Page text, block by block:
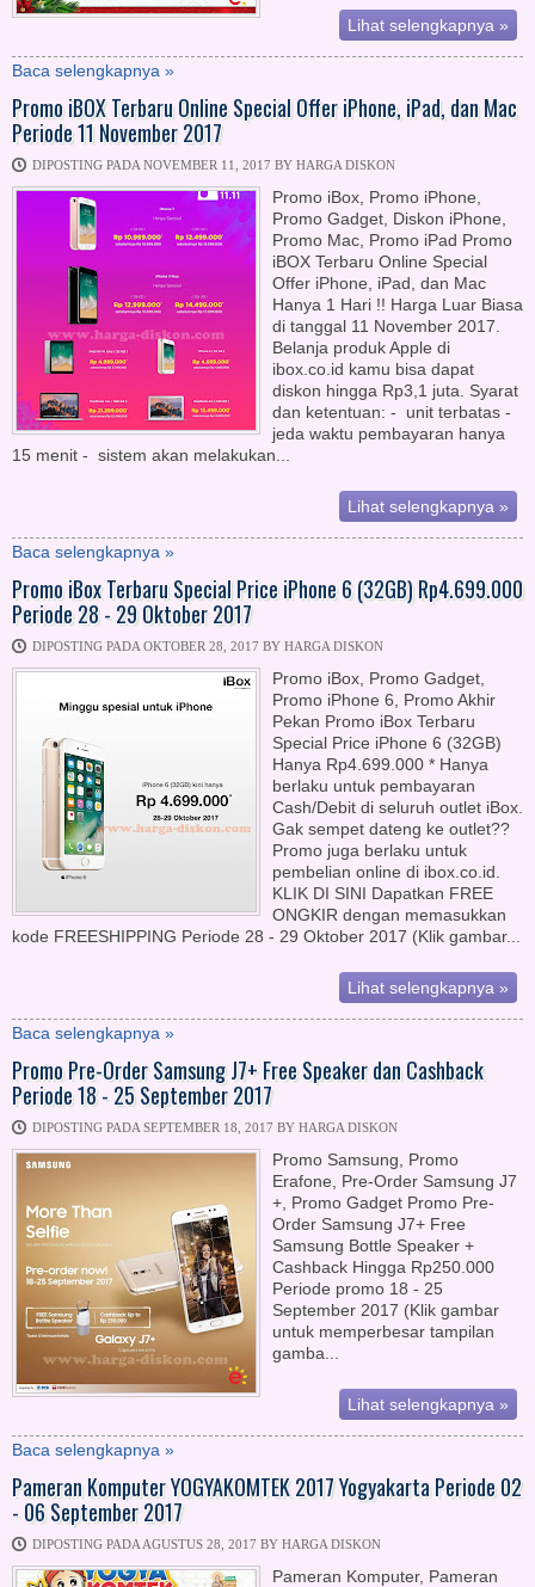
Lihat selengkapnya »
Baca selengkapnya »
Promo iBOX Terbaru Online Special Offer iPhone, iPad, dan Mac
Periode 11 November 2017
DIPOSTING PADA NOVEMBER 11, 2017 BY HARGA DISKON
Promo iBox, Promo iPhone,
Promo Gadget, Diskon iPhone,
Promo Mac, Promo iPad Promo
iBOX Terbaru Online Special
Offer iPhone, iPad, dan Mac
Hanya 1 Hari !! Harga Luar Biasa
di tanggal 11 November 2017.
Belanja produk Apple di
ibox.co.id kamu bisa dapat
diskon hingga Rp3,1 juta. Syarat
dan ketentuan: - unit terbatas -
jeda waktu pembayaran hanya
15 menit - sistem akan melakukan...
Lihat selengkapnya »
Baca selengkapnya »
Promo iBox Terbaru Special Price iPhone 6 (32GB) Rp4.699.000
Periode 28 - 29 Oktober 2017
DIPOSTING PADA OKTOBER 28, 2017 BY HARGA DISKON
Promo iBox, Promo Gadget,
Promo iPhone 6, Promo Akhir
Pekan Promo iBox Terbaru
Special Price iPhone 6 (32GB)
Hanya Rp4.699.000 * Hanya
berlaku untuk pembayaran
Cash/Debit di seluruh outlet iBox.
Gak sempet dateng ke outlet??
Promo juga berlaku untuk
pembelian online di ibox.co.id.
KLIK DI SINI Dapatkan FREE
ONGKIR dengan memasukkan
kode FREESHIPPING Periode 28 - 29 Oktober 2017 (Klik gambar...
Lihat selengkapnya »
Baca selengkapnya »
Promo Pre-Order Samsung J7+ Free Speaker dan Cashback
Periode 18 - 25 September 2017
DIPOSTING PADA SEPTEMBER 18, 2017 BY HARGA DISKON
Promo Samsung, Promo
Erafone, Pre-Order Samsung J7
+, Promo Gadget Promo Pre-
Order Samsung J7+ Free
Samsung Bottle Speaker +
Cashback Hingga Rp250.000
Periode promo 18 - 25
September 2017 (Klik gambar
untuk memperbesar tampilan
gamba...
Lihat selengkapnya »
Baca selengkapnya »
Pameran Komputer YOGYAKOMTEK 2017 Yogyakarta Periode 02
- 06 September 2017
DIPOSTING PADA AGUSTUS 28, 2017 BY HARGA DISKON
Pameran Komputer, Pameran